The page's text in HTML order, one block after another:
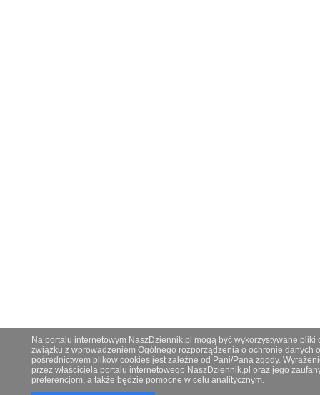
Na portalu internetowym NaszDziennik.pl mogą być wykorzystywane
związku z wprowadzeniem Ogólnego rozporządzenia o ochronie danych
pośrednictwem plików cookies jest zależne od Pani/Pana zgody.
przez właściciela portalu internetowego NaszDziennik.pl oraz jego
preferencjom, a także będzie pomocne w celu analitycznym.